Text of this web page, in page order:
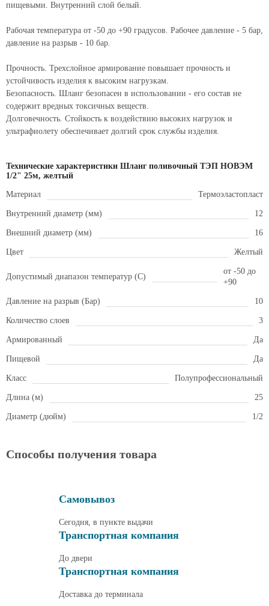
пищевыми. Внутренний слой белый.
Рабочая температура от -50 до +90 градусов. Рабочее давление - 5 бар,
давление на разрыв - 10 бар.
Прочность. Трехслойное армирование повышает прочность и
устойчивость изделия к высоким нагрузкам.
Безопасность. Шланг безопасен в использовании - его состав не
содержит вредных токсичных веществ.
Долговечность. Стойкость к воздействию высоких нагрузок и
ультрафиолету обеспечивает долгий срок службы изделия.
Технические характеристики Шланг поливочный ТЭП НОВЭМ
1/2" 25м, желтый
Материал Термоэластопласт
Внутренний диаметр (мм) 12
Внешний диаметр (мм) 16
Цвет Желтый
Допустимый диапазон температур (С)
от -50 до
+90
Давление на разрыв (Бар) 10
Количество слоев 3
Армированный Да
Пищевой Да
Класс Полупрофессиональный
Длина (м) 25
Диаметр (дюйм) 1/2
Способы получения товара
Самовывоз
Сегодня, в пункте выдачи
Транспортная компания
До двери
Транспортная компания
Доставка до терминала